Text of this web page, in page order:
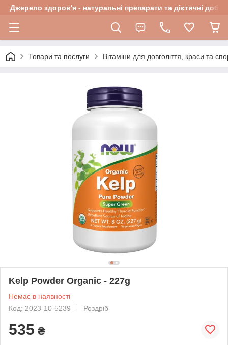
Джерело здоров'я - натуральні препарати та дієтичні
Товари та послуги Вітаміни для довголіття, краси та
Kelp Powder Organic - 227g
Немає в наявності
Код: 2023-10-5239
Роздріб
535 ₴